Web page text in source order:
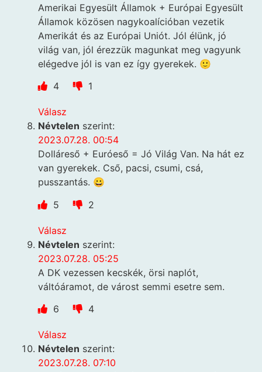
Amerikai Egyesült Államok + Európai Egyesült
Államok közösen nagykoalícióban vezetik
Amerikát és az Európai Uniót. Jól élünk, jó
világ van, jól érezzük magunkat meg vagyunk
elégedve jól is van ez így gyerekek. 🙂
4
1
Válasz
Névtelen szerint:
2023.07.28. 00:54
Dolláreső + Euróeső = Jó Világ Van. Na hát ez
van gyerekek. Cső, pacsi, csumi, csá,
pusszantás. 😀
5
2
Válasz
Névtelen szerint:
2023.07.28. 05:25
A DK vezessen kecskék, örsi naplót,
váltóáramot, de várost semmi esetre sem.
6
4
Válasz
Névtelen szerint:
2023.07.28. 07:10